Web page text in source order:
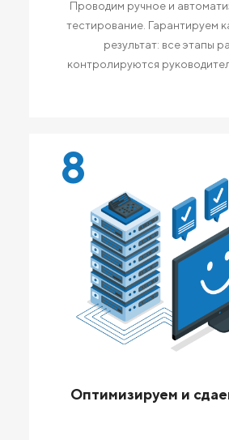
Проводим ручное и
тестирование. Гарантируем
результат: все этапы
контролируются
8
Оптимизируем и